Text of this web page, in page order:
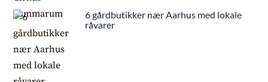
6 gårdbutikker nær Aarhus med lokale
råvarer